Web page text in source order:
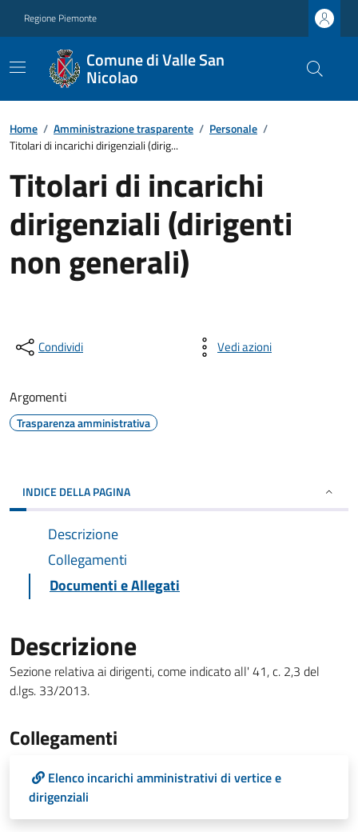
Regione Piemonte
Comune di Valle San
Nicolao
Home / Amministrazione trasparente / Personale /
Titolari di incarichi dirigenziali (dirig...
Titolari di incarichi
dirigenziali (dirigenti
non generali)
Condividi Vedi azioni
Argomenti
Trasparenza amministrativa
INDICE DELLA PAGINA
Descrizione
Collegamenti
Documenti e Allegati
Descrizione
Sezione relativa ai dirigenti, come indicato all' 41, c. 2,3 del
d.lgs. 33/2013.
Collegamenti
Elenco incarichi amministrativi di vertice e
dirigenziali